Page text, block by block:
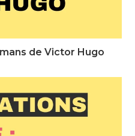
de Victor Hugo